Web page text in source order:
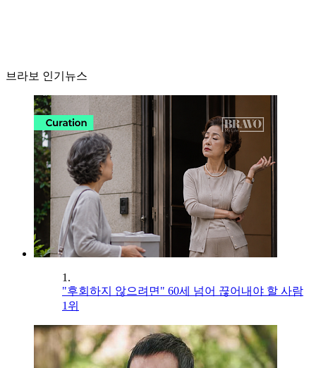
브라보 인기뉴스
1.
"후회하지 않으려면" 60세 넘어 끊어내야 할 사람
1위